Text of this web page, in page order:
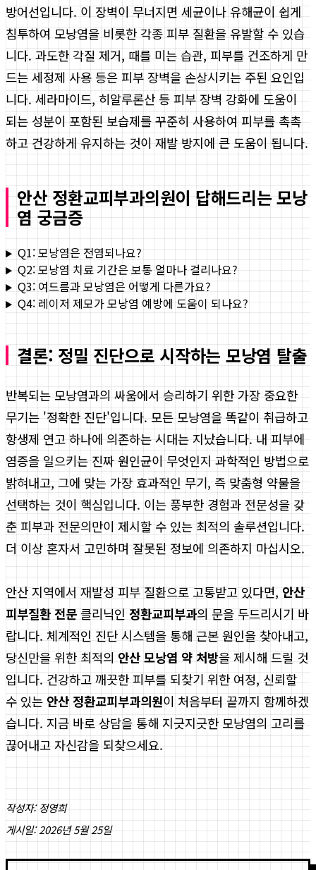
방어선입니다. 이 장벽이 무너지면 세균이나 유해균이 쉽게
침투하여 모낭염을 비롯한 각종 피부 질환을 유발할 수 있습
니다. 과도한 각질 제거, 때를 미는 습관, 피부를 건조하게 만
드는 세정제 사용 등은 피부 장벽을 손상시키는 주된 요인입
니다. 세라마이드, 히알루론산 등 피부 장벽 강화에 도움이
되는 성분이 포함된 보습제를 꾸준히 사용하여 피부를 촉촉
하고 건강하게 유지하는 것이 재발 방지에 큰 도움이 됩니다.
안산 정환교피부과의원이 답해드리는 모낭
염 궁금증
Q1: 모낭염은 전염되나요?
Q2: 모낭염 치료 기간은 보통 얼마나 걸리나요?
Q3: 여드름과 모낭염은 어떻게 다른가요?
Q4: 레이저 제모가 모낭염 예방에 도움이 되나요?
결론: 정밀 진단으로 시작하는 모낭염 탈출
반복되는 모낭염과의 싸움에서 승리하기 위한 가장 중요한
무기는 '정확한 진단'입니다. 모든 모낭염을 똑같이 취급하고
항생제 연고 하나에 의존하는 시대는 지났습니다. 내 피부에
염증을 일으키는 진짜 원인균이 무엇인지 과학적인 방법으로
밝혀내고, 그에 맞는 가장 효과적인 무기, 즉 맞춤형 약물을
선택하는 것이 핵심입니다. 이는 풍부한 경험과 전문성을 갖
춘 피부과 전문의만이 제시할 수 있는 최적의 솔루션입니다.
더 이상 혼자서 고민하며 잘못된 정보에 의존하지 마십시오.
안산 지역에서 재발성 피부 질환으로 고통받고 있다면, 안산
피부질환 전문 클리닉인 정환교피부과의 문을 두드리시기 바
랍니다. 체계적인 진단 시스템을 통해 근본 원인을 찾아내고,
당신만을 위한 최적의 안산 모낭염 약 처방을 제시해 드릴 것
입니다. 건강하고 깨끗한 피부를 되찾기 위한 여정, 신뢰할
수 있는 안산 정환교피부과의원이 처음부터 끝까지 함께하겠
습니다. 지금 바로 상담을 통해 지긋지긋한 모낭염의 고리를
끊어내고 자신감을 되찾으세요.
작성자: 정영희
게시일: 2026년 5월 25일